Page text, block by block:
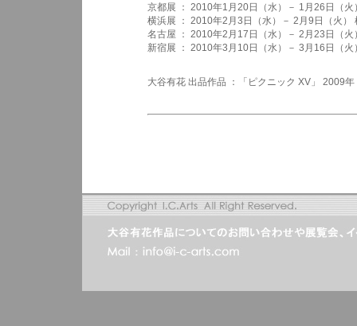
京都展 ： 2010年1月20日（水）－ 1月26日（
横浜展 ： 2010年2月3日（水）－ 2月9日（火
名古屋 ： 2010年2月17日（水）－ 2月23日（
新宿展 ： 2010年3月10日（水）－ 3月16日（
大谷有花 出品作品 ： 「ピクニック XV」 2009